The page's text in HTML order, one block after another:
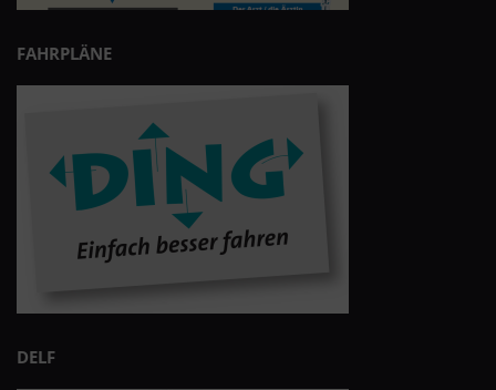
FAHRPLÄNE
DELF